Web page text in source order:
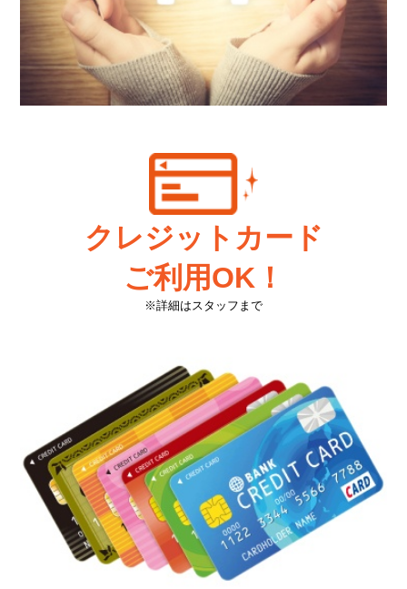
クレジットカード
ご利用OK！
※詳細はスタッフまで